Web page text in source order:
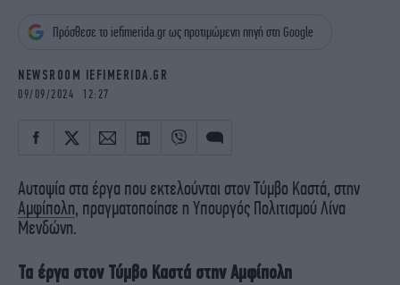
OSCARS
THE OCEAN
Πρόσθεσε το iefimerida.gr ως προτιμώμενη πηγή στη Google
NEWSROOM IEFIMERIDA.GR
09/09/2024 12:27
Αυτοψία στα έργα που εκτελούνται στον Τύμβο Καστά, στην
Αμφίπολη, πραγματοποίησε η Υπουργός Πολιτισμού Λίνα
Μενδώνη.
Τα έργα στον Τύμβο Καστά στην Αμφίπολη